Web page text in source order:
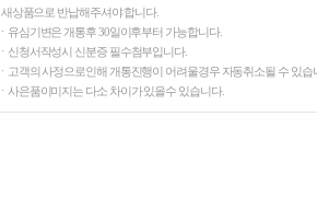
새상품으로 반납해주셔야 합니다.
ㆍ유심기변은 개통후 30일이후부터 가능합니다.
ㆍ신청서작성시 신분증 필수첨부입니다.
ㆍ고객의 사정으로인해 개통진행이 어려울경우 자동취소될 수 있습
ㆍ사은품이미지는 다소 차이가 있을수 있습니다.